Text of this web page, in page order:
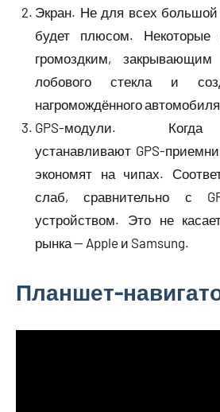
Экран. Не для всех
будет плюсом. Некоторые
громоздким,
лобового стекла и
нагромождённого
GPS-модули. Когда
устанавливают GPS-
экономят на чипах.
слаб, сравнительно с
устройством. Это не
рынка — Apple и Samsung.
Планшет-